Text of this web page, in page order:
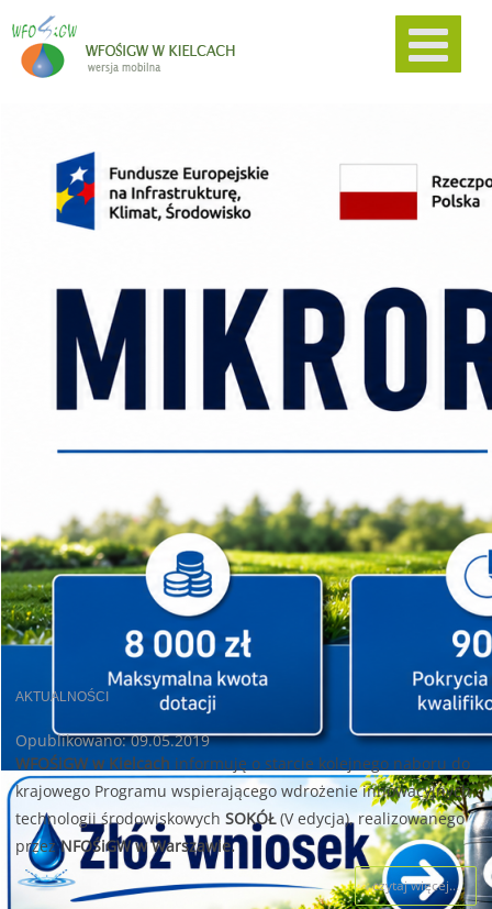
AKTUALNOŚCI
Opublikowano: 09.05.2019
WFOŚiGW w Kielcach informuję o starcie kolejnego naboru do
krajowego Programu wspierającego wdrożenie innowacyjnych
technologii środowiskowych SOKÓŁ(V edycja), realizowanego
przezNFOŚiGW w Warszawie.
czytaj więcej...